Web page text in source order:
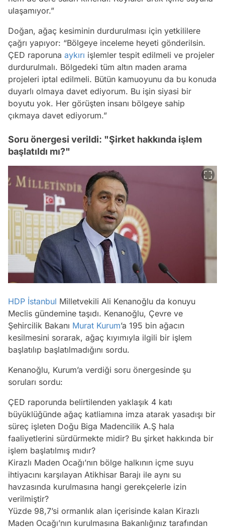
ulaşamıyor.”
Doğan, ağaç kesiminin durdurulması için yetkililere
çağrı yapıyor: “Bölgeye inceleme heyeti gönderilsin.
ÇED raporuna aykırı işlemler tespit edilmeli ve projeler
durdurulmalı. Bölgedeki tüm altın maden arama
projeleri iptal edilmeli. Bütün kamuoyunu da bu konuda
duyarlı olmaya davet ediyorum. Bu işin siyasi bir
boyutu yok. Her görüşten insanı bölgeye sahip
çıkmaya davet ediyorum.”
Soru önergesi verildi: "Şirket hakkında işlem
başlatıldı mı?"
HDP İstanbul Milletvekili Ali Kenanoğlu da konuyu
Meclis gündemine taşıdı. Kenanoğlu, Çevre ve
Şehircilik Bakanı Murat Kurum’a 195 bin ağacın
kesilmesini sorarak, ağaç kıyımıyla ilgili bir işlem
başlatılıp başlatılmadığını sordu.
Kenanoğlu, Kurum’a verdiği soru önergesinde şu
soruları sordu:
ÇED raporunda belirtilenden yaklaşık 4 katı
büyüklüğünde ağaç katliamına imza atarak yasadışı bir
süreç işleten Doğu Biga Madencilik A.Ş hala
faaliyetlerini sürdürmekte midir? Bu şirket hakkında bir
işlem başlatılmış mıdır?
Kirazlı Maden Ocağı’nın bölge halkının içme suyu
ihtiyacını karşılayan Atikhisar Barajı ile aynı su
havzasında kurulmasına hangi gerekçelerle izin
verilmiştir?
Yüzde 98,7’si ormanlık alan içerisinde kalan Kirazlı
Maden Ocağı’nın kurulmasına Bakanlığınız tarafından